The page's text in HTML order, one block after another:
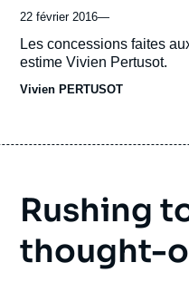
22 février 2016—
Accroche
Les concessions faites
estime Vivien Pertusot.
Vivien PERTUSOT
Rushing
thought-